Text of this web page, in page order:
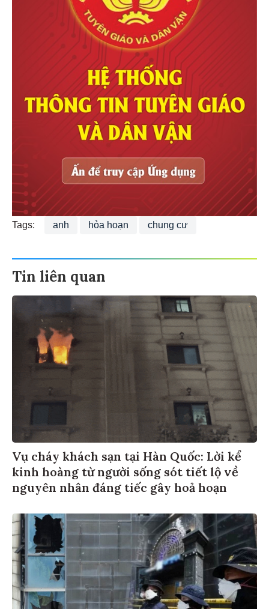
Tags: anh hỏa hoạn chung cư
Tin liên quan
Vụ cháy khách sạn tại Hàn Quốc: Lời kể
kinh hoàng từ người sống sót tiết lộ về
nguyên nhân đáng tiếc gây hoả hoạn